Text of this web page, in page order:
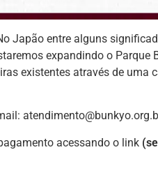
Japão entre alguns
expandindo o Parque
existentes através de uma
acessando o link